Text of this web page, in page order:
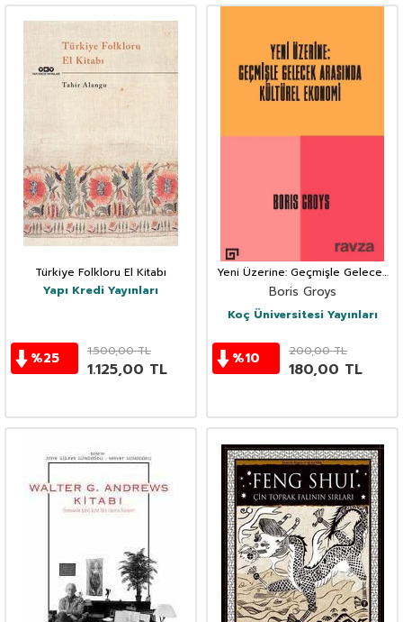
Türkiye Folkloru El Kitabı
Yapı Kredi Yayınları
%25 1.500,00TL
1.125,00 TL
Yeni Üzerine: Geçmişle Gelecek
Arasında Kültürel Ekonomi
Boris Groys
Koç Üniversitesi Yayınları
%10 200,00TL
180,00 TL